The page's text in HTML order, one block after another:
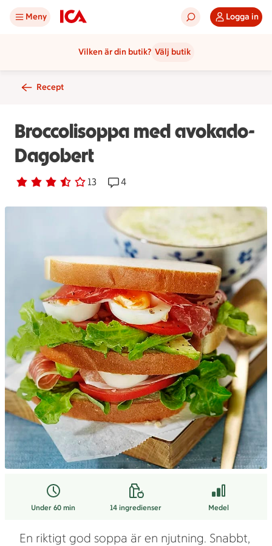
Meny Logga in
Vilken är din butik? Välj butik
Recept
Broccolisoppa med avokado-
Dagobert
Betyg 3.2 av 5. 13
13 personer har röstatReceptet har 4 kommentarer
4
Under 60 min 14ingredienser Medel
En riktigt god soppa är en njutning. Snabbt,